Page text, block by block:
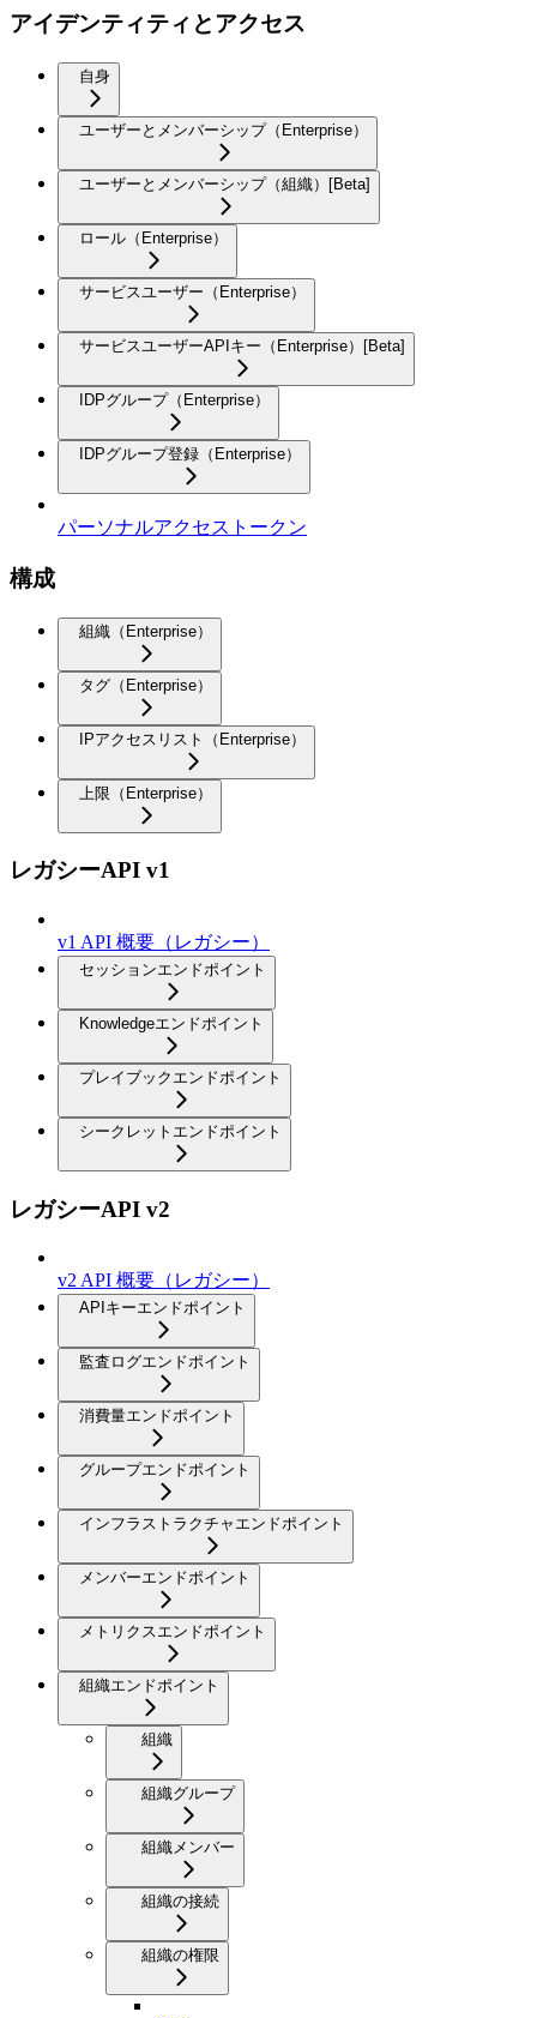
アイデンティティとアクセス
自身
ユーザーとメンバーシップ（Enterprise）
ユーザーとメンバーシップ（組織）[Beta]
ロール（Enterprise）
サービスユーザー（Enterprise）
サービスユーザーAPIキー（Enterprise）[Beta]
IDPグループ（Enterprise）
IDPグループ登録（Enterprise）
パーソナルアクセストークン
構成
組織（Enterprise）
タグ（Enterprise）
IPアクセスリスト（Enterprise）
上限（Enterprise）
レガシーAPI v1
v1 API 概要（レガシー）
セッションエンドポイント
Knowledgeエンドポイント
プレイブックエンドポイント
シークレットエンドポイント
レガシーAPI v2
v2 API 概要（レガシー）
APIキーエンドポイント
監査ログエンドポイント
消費量エンドポイント
グループエンドポイント
インフラストラクチャエンドポイント
メンバーエンドポイント
メトリクスエンドポイント
組織エンドポイント
組織
組織グループ
組織メンバー
組織の接続
組織の権限